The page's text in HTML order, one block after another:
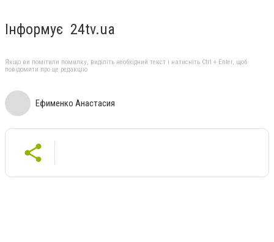
Інформує 24tv.ua
Якщо ви помітили помилку, виділіть необхідний текст і натисніть Ctrl + Enter, щоб
повідомити про це редакцію
Ефименко Анастасия